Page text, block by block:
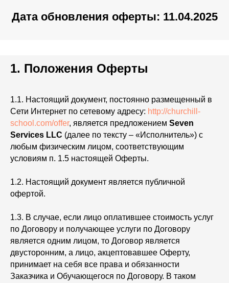
Дата обновления оферты: 11.04.2025
1. Положения Оферты
1.1. Настоящий документ, постоянно размещенный в
Сети Интернет по сетевому адресу: http://churchill-
school.com/offer, является предложением Seven
Services LLC (далее по тексту – «Исполнитель») с
любым физическим лицом, соответствующим
условиям п. 1.5 настоящей Оферты.
1.2. Настоящий документ является публичной
офертой.
1.3. В случае, если лицо оплатившее стоимость услуг
по Договору и получающее услуги по Договору
является одним лицом, то Договор является
двусторонним, а лицо, акцептовавшее Оферту,
принимает на себя все права и обязанности
Заказчика и Обучающегося по Договору. В таком